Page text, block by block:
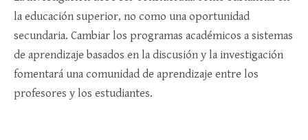
la educación superior, no como una oportunidad
secundaria. Cambiar los programas académicos a sistemas
de aprendizaje basados ​​en la discusión y la investigación
fomentará una comunidad de aprendizaje entre los
profesores y los estudiantes.